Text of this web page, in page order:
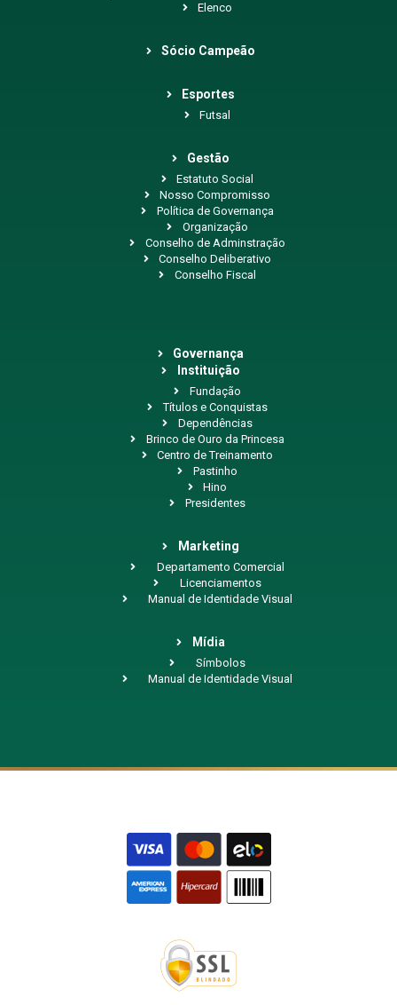
Elenco
Sócio Campeão
Esportes
Futsal
Gestão
Estatuto Social
Nosso Compromisso
Política de Governança
Organização
Conselho de Adminstração
Conselho Deliberativo
Conselho Fiscal
Governança
Instituição
Fundação
Títulos e Conquistas
Dependências
Brinco de Ouro da Princesa
Centro de Treinamento
Pastinho
Hino
Presidentes
Marketing
Departamento Comercial
Licenciamentos
Manual de Identidade Visual
Mídia
Símbolos
Manual de Identidade Visual